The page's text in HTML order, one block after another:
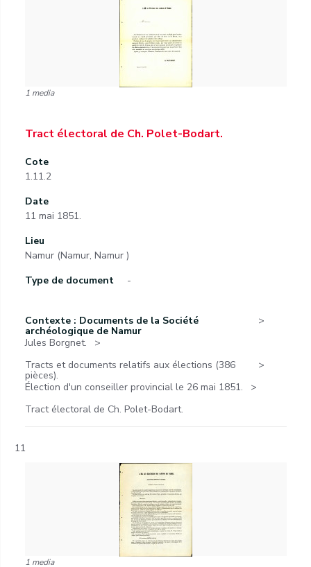
1 media
Tract électoral de Ch. Polet-Bodart.
Cote
1.11.2
Date
11 mai 1851.
Lieu
Namur (Namur, Namur )
Type de document
-
Contexte : Documents de la Société
archéologique de Namur
Jules Borgnet.
Tracts et documents relatifs aux élections (386
pièces).
Élection d'un conseiller provincial le 26 mai 1851.
Tract électoral de Ch. Polet-Bodart.
11
1 media